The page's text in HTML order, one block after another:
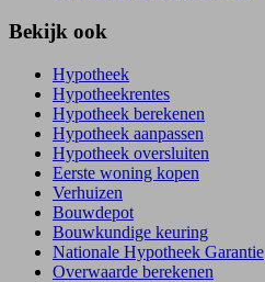
Bekijk ook
Hypotheek
Hypotheekrentes
Hypotheek berekenen
Hypotheek aanpassen
Hypotheek oversluiten
Eerste woning kopen
Verhuizen
Bouwdepot
Bouwkundige keuring
Nationale Hypotheek Garantie
Overwaarde berekenen